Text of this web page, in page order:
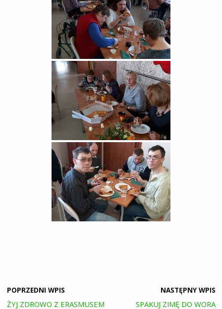
POPRZEDNI WPIS
ŻYJ ZDROWO Z ERASMUSEM
NASTĘPNY WPIS
SPAKUJ ZIMĘ DO WORA